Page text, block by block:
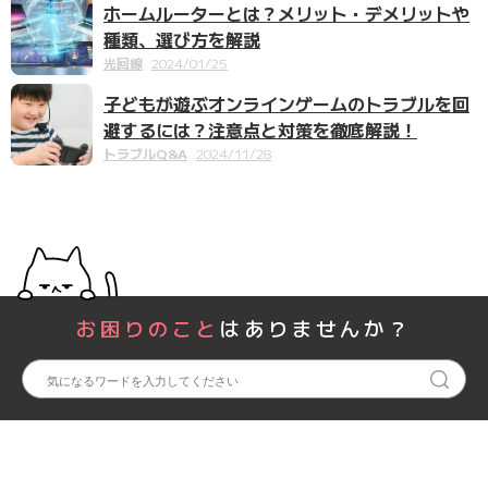
ホームルーターとは？メリット・デメリットや
種類、選び方を解説
光回線 2024/01/25
子どもが遊ぶオンラインゲームのトラブルを回
避するには？注意点と対策を徹底解説！
トラブルQ&A 2024/11/28
お困りのこと はありませんか？